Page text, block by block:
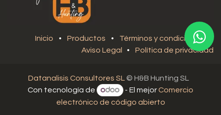
Inicio • Productos • Términos y condiciones
Aviso Legal
• Política de privacidad
Datanalisis Consultores SL © H&B Hunting SL
Con tecnología de
- El mejorComercio
electrónico de código abierto